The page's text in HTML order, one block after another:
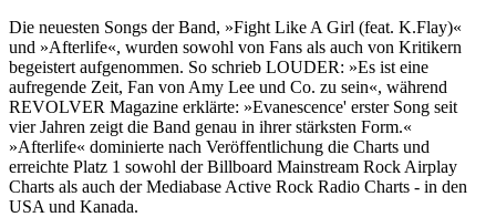
Die neuesten Songs der Band, »Fight Like A Girl (feat. K.Flay)«
und »Afterlife«, wurden sowohl von Fans als auch von Kritikern
begeistert aufgenommen. So schrieb LOUDER: »Es ist eine
aufregende Zeit, Fan von Amy Lee und Co. zu sein«, während
REVOLVER Magazine erklärte: »Evanescence' erster Song seit
vier Jahren zeigt die Band genau in ihrer stärksten Form.«
»Afterlife« dominierte nach Veröffentlichung die Charts und
erreichte Platz 1 sowohl der Billboard Mainstream Rock Airplay
Charts als auch der Mediabase Active Rock Radio Charts - in den
USA und Kanada.